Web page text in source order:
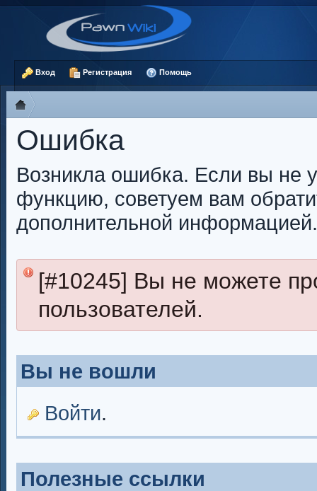
Вход Регистрация Помощь
Ошибка
Возникла ошибка. Если вы не
функцию, советуем вам
дополнительной информацией.
[#10245] Вы не можете
пользователей.
Вы не вошли
Войти.
Полезные ссылки